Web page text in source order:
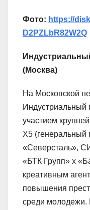
Фото: https://
D2PZLbR82W2Q
(Москва)
На Московской
Индустриальный
участием
Х5 (генеральный
«Северсталь»,
«БТК Групп» х
креативным
повышения
среди